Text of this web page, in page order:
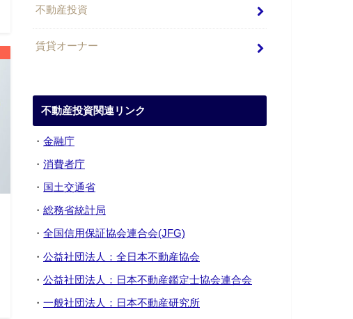
不動産投資
賃貸オーナー
不動産投資関連リンク
・ 金融庁
・ 消費者庁
・ 国土交通省
・ 総務省統計局
・ 全国信用保証協会連合会(JFG)
・ 公益社団法人：全日本不動産協会
・ 公益社団法人：日本不動産鑑定士協会連合会
・ 一般社団法人：日本不動産研究所